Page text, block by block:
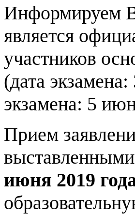
Информируем
является
участников
(дата
экзамена: 5
Прием
июня 2019